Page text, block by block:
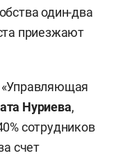
один-два
приезжают
Нуриева,
сотрудников
счет